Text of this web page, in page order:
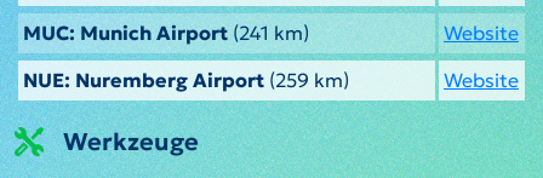
MUC: Munich Airport(241 km)
Website
NUE: Nuremberg Airport (259 km) Website
Werkzeuge